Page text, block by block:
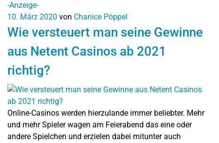
-Anzeige-
10. März 2020 von Chanice Pöppel
Wie versteuert man seine Gewinne
aus Netent Casinos ab 2021
richtig?
Online-Casinos werden hierzulande immer beliebter. Mehr
und mehr Spieler wagen am Feierabend das eine oder
andere Spielchen und erzielen dabei mitunter auch